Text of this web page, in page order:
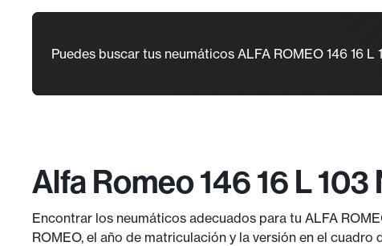
Puedes buscar tus neumáticos ALFA ROMEO 146 16 L
Alfa Romeo 146 16 L
Encontrar los neumáticos adecuados para tu ALFA
ROMEO, el año de matriculación y la versión en el cuadro